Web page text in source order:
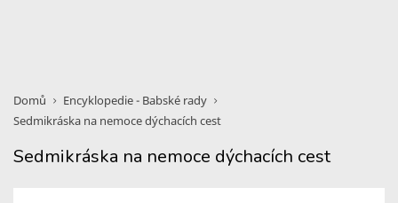
Domů
Encyklopedie - Babské rady
Sedmikráska na nemoce dýchacích cest
Sedmikráska na nemoce dýchacích cest